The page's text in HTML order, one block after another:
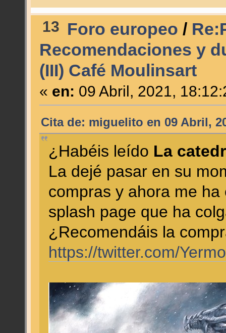
13 Foro europeo /
Recomendaciones y
(III) Café Moulinsart
« en: 09 Abril, 2021,
Cita de: miguelito en 09 Abril,
¿Habéis leído La
La dejé pasar en su
compras y ahora me
splash page que ha
¿Recomendáis la
https://twitter.com/